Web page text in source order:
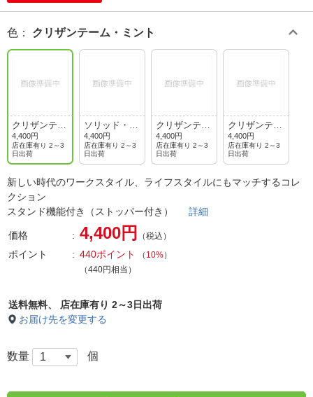
色 ： クリザンテーム・ミント
クリザンテー
ム・ミント
4,400円
店在庫有り 2～3
日出荷
ソリッド・ブ
ラック
4,400円
店在庫有り 2～3
日出荷
クリザンテー
ム・ホワイト
4,400円
店在庫有り 2～3
日出荷
クリザンテー
ム・ピンク
4,400円
店在庫有り 2～3
日出荷
新しい時代のワークスタイル、ライフスタイルにもマッチするコレ
クション
スタンド機能付き（ストッパー付き） 詳細
価格 4,400円 （税込）
ポイント 440ポイント （ 10%）
（440円相当）
送料無料、
店在庫有り 2～3日出荷
お届け先を変更する
数量 個